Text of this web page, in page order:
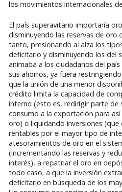
los movimientos internacionales
El país superavitario importaría
disminuyendo las reservas de oro
tanto, presionando al alza los
deficitario y disminuyendo los del
animaba a los ciudadanos del
sus ahorros, ya fuera
que la unión de una menor
crédito limita la capacidad de
interno (esto es, redirigir parte de
consumo a la exportación para
oro) o liquidando inversiones (que
rentables por el mayor tipo de
atesoramientos de oro en el
(incrementando las reservas y
interés), a repatriar el oro en
todo caso, a que la inversión
deficitario en búsqueda de los